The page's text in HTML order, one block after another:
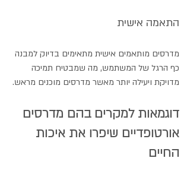
התאמה אישית
מדרסים מותאמים אישית מתאימים בדיוק למבנה
כף הרגל של המשתמש, מה שמבטיח תמיכה
מדויקת ויעילה יותר מאשר מדרסים מוכנים מראש.
דוגמאות למקרים בהם מדרסים
אורטופדיים שיפרו את איכות
החיים